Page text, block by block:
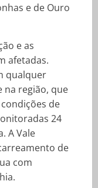
e de Ouro
e as
afetadas.
qualquer
na região, que
de
24
A Vale
de
com